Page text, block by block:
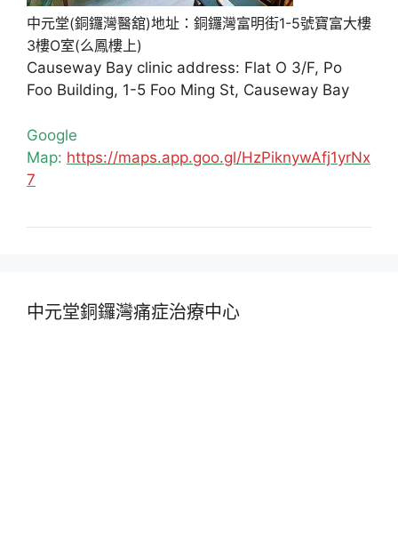
中元堂(銅鑼灣醫舘)地址：銅鑼灣富明街1-5號寶富大樓
3樓O室(么鳳樓上)
Causeway Bay clinic address: Flat O 3/F, Po
Foo Building, 1-5 Foo Ming St, Causeway Bay
Google
Map: https://maps.app.goo.gl/HzPiknywAfj1yrNx
7
中元堂銅鑼灣痛症治療中心